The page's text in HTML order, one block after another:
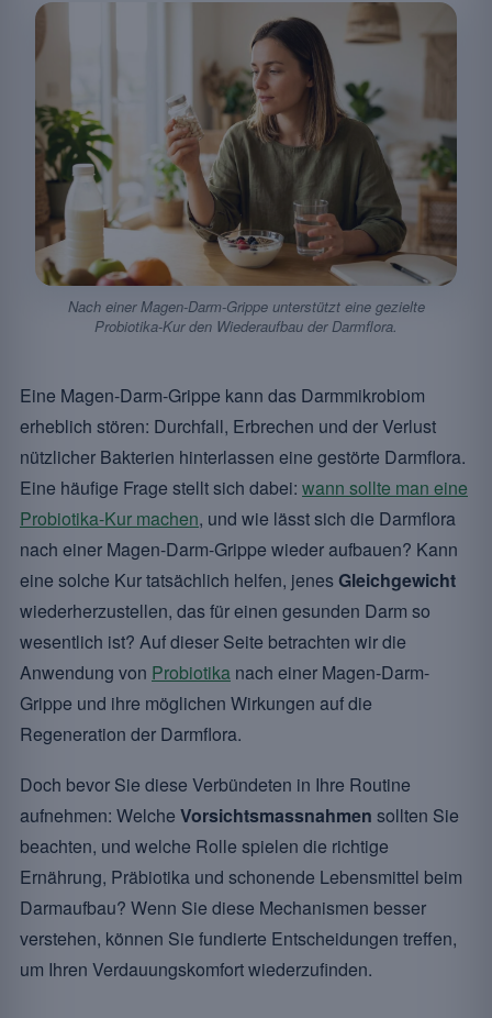
Nach einer Magen-Darm-Grippe unterstützt eine gezielte
Probiotika-Kur den Wiederaufbau der Darmflora.
Eine Magen-Darm-Grippe kann das Darmmikrobiom
erheblich stören: Durchfall, Erbrechen und der Verlust
nützlicher Bakterien hinterlassen eine gestörte Darmflora.
Eine häufige Frage stellt sich dabei: wann sollte man eine
Probiotika-Kur machen, und wie lässt sich die Darmflora
nach einer Magen-Darm-Grippe wieder aufbauen? Kann
eine solche Kur tatsächlich helfen, jenesGleichgewicht
wiederherzustellen, das für einen gesunden Darm so
wesentlich ist? Auf dieser Seite betrachten wir die
Anwendung von Probiotika nach einer Magen-Darm-
Grippe und ihre möglichen Wirkungen auf die
Regeneration der Darmflora.
Doch bevor Sie diese Verbündeten in Ihre Routine
aufnehmen: Welche Vorsichtsmassnahmen sollten Sie
beachten, und welche Rolle spielen die richtige
Ernährung, Präbiotika und schonende Lebensmittel beim
Darmaufbau? Wenn Sie diese Mechanismen besser
verstehen, können Sie fundierte Entscheidungen treffen,
um Ihren Verdauungskomfort wiederzufinden.